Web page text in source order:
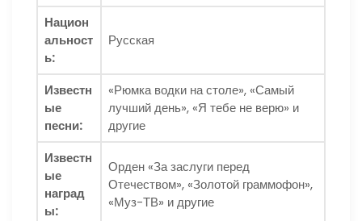
Национ
альност
ь:
Русская
Известн
ые
песни:
«Рюмка водки на столе», «Самый
лучший день», «Я тебе не верю» и
другие
Известн
ые
наград
ы:
Орден «За заслуги перед
Отечеством», «Золотой граммофон»,
«Муз-ТВ» и другие